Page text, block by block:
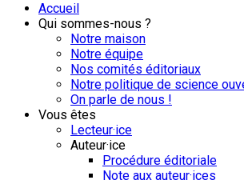
Accueil
Qui sommes-nous ?
Notre maison
Notre équipe
Nos comités éditoriaux
Notre politique de science
On parle de nous !
Vous êtes
Lecteur·ice
Auteur·ice
Procédure éditoriale
Note aux auteur·ices